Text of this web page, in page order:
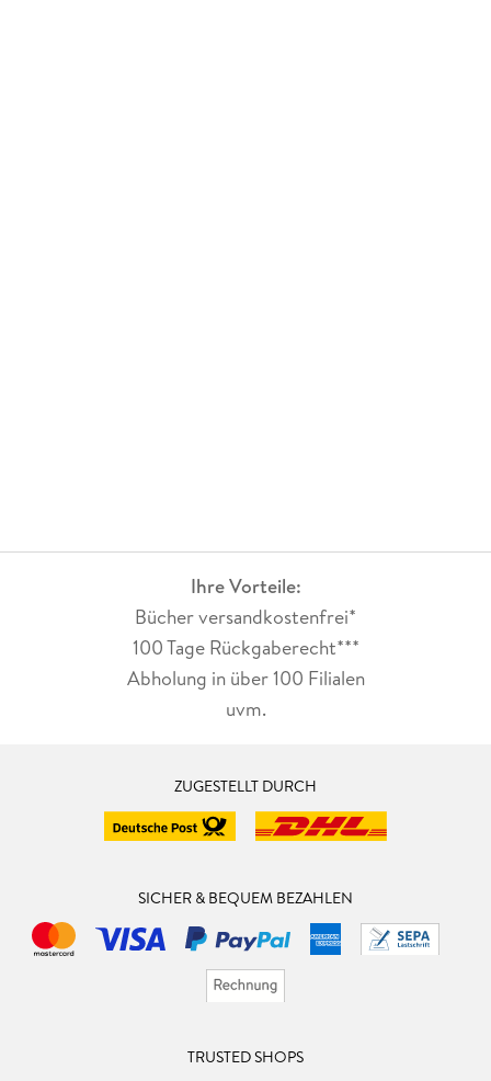
Ihre Vorteile:
Bücher versandkostenfrei*
100 Tage Rückgaberecht***
Abholung in über 100 Filialen
uvm.
ZUGESTELLT DURCH
SICHER & BEQUEM BEZAHLEN
TRUSTED SHOPS